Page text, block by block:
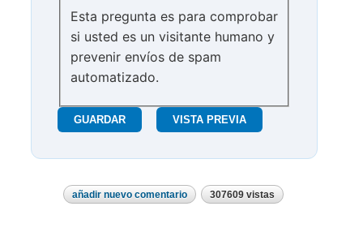
Esta pregunta es para comprobar
si usted es un visitante humano y
prevenir envíos de spam
automatizado.
añadir nuevo comentario 307609 vistas